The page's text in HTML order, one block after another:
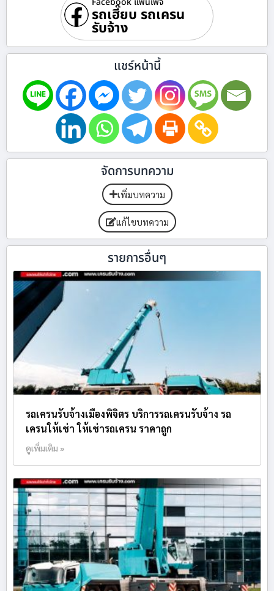
รถเฮี๊ยบ รถเครน
รับจ้าง
แชร์หน้านี้
จัดการบทความ
เพิ่มบทความ
แก้ไขบทความ
รายการอื่นๆ
รถเครนรับจ้างเมืองพิจิตร บริการรถเครนรับจ้าง รถ
เครนให้เช่า ให้เช่ารถเครน ราคาถูก
ดูเพิ่มเติม »